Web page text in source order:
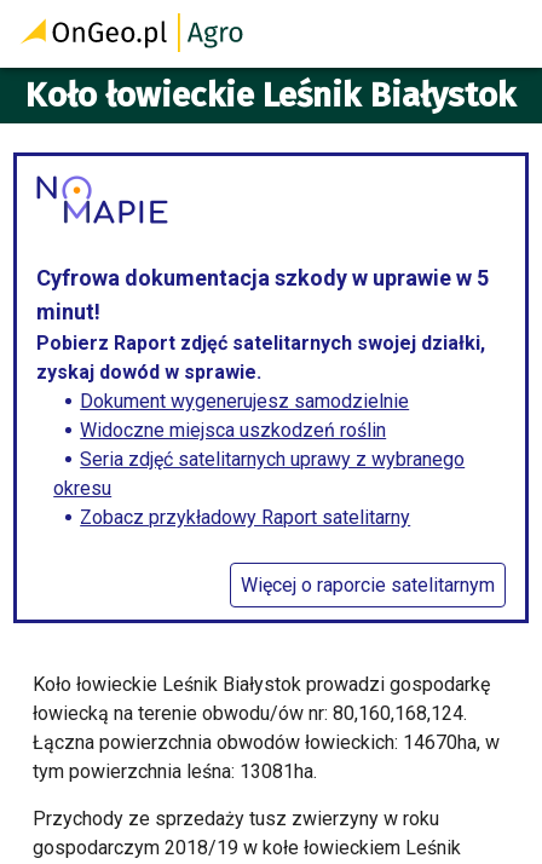
Koło łowieckie Leśnik Białystok
Cyfrowa dokumentacja szkody w uprawie w 5
minut!
Pobierz Raport zdjęć satelitarnych swojej działki,
zyskaj dowód w sprawie.
Dokument wygenerujesz samodzielnie
Widoczne miejsca uszkodzeń roślin
Seria zdjęć satelitarnych uprawy z wybranego
okresu
Zobacz przykładowy Raport satelitarny
Więcej o raporcie satelitarnym
Koło łowieckie Leśnik Białystok prowadzi gospodarkę
łowiecką na terenie obwodu/ów nr: 80,160,168,124.
Łączna powierzchnia obwodów łowieckich: 14670ha, w
tym powierzchnia leśna: 13081ha.
Przychody ze sprzedaży tusz zwierzyny w roku
gospodarczym 2018/19 w kołe łowieckiem Leśnik